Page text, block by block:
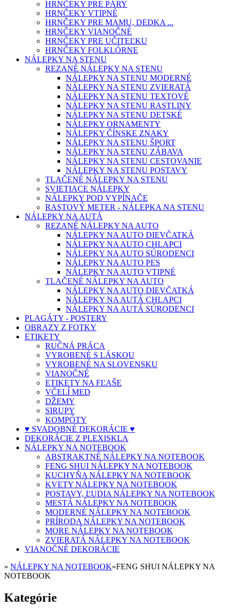
HRNČEKY PRE PÁRY
HRNČEKY VTIPNÉ
HRNČEKY PRE MAMU, DEDKA ...
HRNČEKY VIANOČNÉ
HRNČEKY PRE UČITEĽKU
HRNČEKY FOLKLÓRNE
NÁLEPKY NA STENU
REZANÉ NÁLEPKY NA STENU
NÁLEPKY NA STENU MODERNÉ
NÁLEPKY NA STENU ZVIERATÁ
NÁLEPKY NA STENU TEXTOVÉ
NÁLEPKY NA STENU RASTLINY
NÁLEPKY NA STENU DETSKÉ
NÁLEPKY ORNAMENTY
NÁLEPKY ČÍNSKE ZNAKY
NÁLEPKY NA STENU ŠPORT
NÁLEPKY NA STENU ZÁBAVA
NÁLEPKY NA STENU CESTOVANIE
NÁLEPKY NA STENU POSTAVY
TLAČENÉ NÁLEPKY NA STENU
SVIETIACE NÁLEPKY
NÁLEPKY POD VYPÍNAČE
RASTOVÝ METER - NÁLEPKA NA STENU
NÁLEPKY NA AUTÁ
REZANÉ NÁLEPKY NA AUTO
NÁLEPKY NA AUTO DIEVČATKÁ
NÁLEPKY NA AUTO CHLAPCI
NÁLEPKY NA AUTO SÚRODENCI
NÁLEPKY NA AUTO PES
NÁLEPKY NA AUTO VTIPNÉ
TLAČENÉ NÁLEPKY NA AUTO
NÁLEPKY NA AUTO DIEVČATKÁ
NÁLEPKY NA AUTÁ CHLAPCI
NÁLEPKY NA AUTÁ SÚRODENCI
PLAGÁTY - POSTERY
OBRAZY Z FOTKY
ETIKETY
RUČNÁ PRÁCA
VYROBENÉ S LÁSKOU
VYROBENÉ NA SLOVENSKU
VIANOČNÉ
ETIKETY NA FĽAŠE
VČELÍ MED
DŽEMY
SIRUPY
KOMPÓTY
♥ SVADOBNÉ DEKORÁCIE ♥
DEKORÁCIE Z PLEXISKLA
NÁLEPKY NA NOTEBOOK
ABSTRAKTNÉ NÁLEPKY NA NOTEBOOK
FENG SHUI NÁLEPKY NA NOTEBOOK
KUCHYŇA NÁLEPKY NA NOTEBOOK
KVETY NÁLEPKY NA NOTEBOOK
POSTAVY, ĽUDIA NÁLEPKY NA NOTEBOOK
MESTÁ NÁLEPKY NA NOTEBOOK
MODERNÉ NÁLEPKY NA NOTEBOOK
PRÍRODA NÁLEPKY NA NOTEBOOK
MORE NÁLEPKY NA NOTEBOOK
ZVIERATÁ NÁLEPKY NA NOTEBOOK
VIANOČNÉ DEKORÁCIE
» NÁLEPKY NA NOTEBOOK»FENG SHUI NÁLEPKY NA
NOTEBOOK
Kategórie